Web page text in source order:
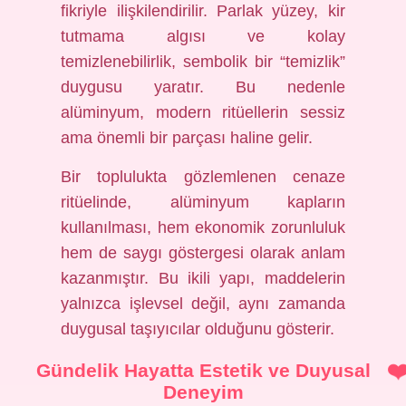
fikriyle ilişkilendirilir. Parlak yüzey, kir
tutmama algısı ve kolay
temizlenebilirlik, sembolik bir “temizlik”
duygusu yaratır. Bu nedenle
alüminyum, modern ritüellerin sessiz
ama önemli bir parçası haline gelir.
Bir toplulukta gözlemlenen cenaze
ritüelinde, alüminyum kapların
kullanılması, hem ekonomik zorunluluk
hem de saygı göstergesi olarak anlam
kazanmıştır. Bu ikili yapı, maddelerin
yalnızca işlevsel değil, aynı zamanda
duygusal taşıyıcılar olduğunu gösterir.
Gündelik Hayatta Estetik ve Duyusal
Deneyim